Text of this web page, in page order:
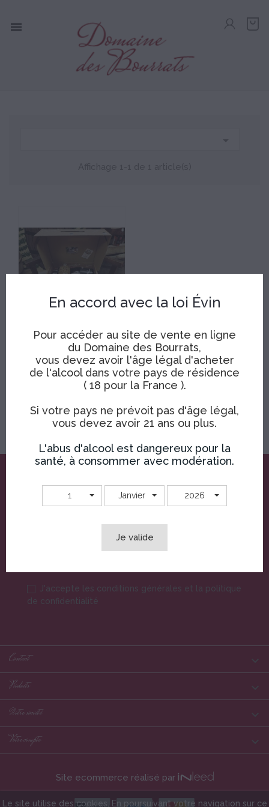

Laetie's Box
37,00 €
Affichage 1-1 de 1 article(s)
J'accepte les conditions générales et la politique
de confidentialité
Contact
Produits
Notre société
Votre compte
Le site utilise des cookies. En poursuivant votre navigation sur ce
Site ecommerce réalisé par
En accord avec la loi Évin
Pour accéder au site de vente en ligne
du Domaine des Bourrats,
vous devez avoir l'âge légal d'acheter
de l'alcool dans votre pays de résidence
( 18 pour la France ).
Si votre pays ne prévoit pas d'âge légal,
vous devez avoir 21 ans ou plus.
L'abus d'alcool est dangereux pour la
santé, à consommer avec modération.
1 Janvier 2026
Je valide